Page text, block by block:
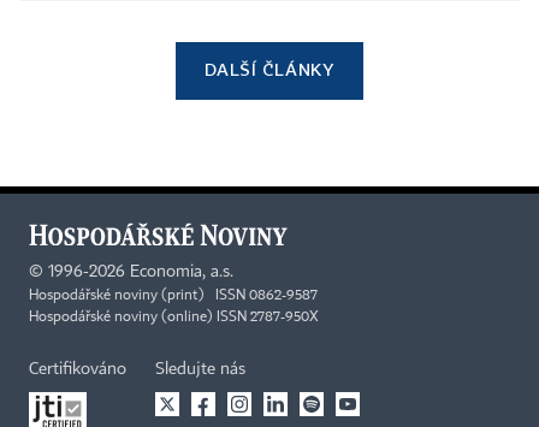
DALŠÍ ČLÁNKY
© 1996-2026 Economia, a.s.
Hospodářské noviny (print) ISSN 0862-9587
Hospodářské noviny (online) ISSN 2787-950X
Certifikováno Sledujte nás